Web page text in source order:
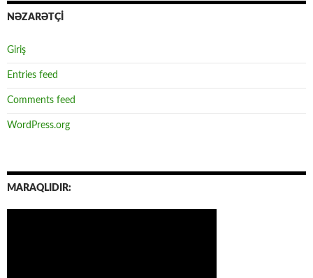
NƏZARƏTÇİ
Giriş
Entries feed
Comments feed
WordPress.org
MARAQLIDIR: